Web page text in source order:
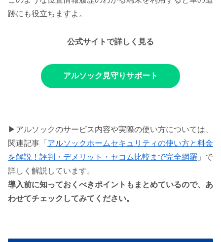
跡にも役立ちますよ。
公式サイトで詳しく見る
アルソック見守りサポート
▶アルソックのサービス内容や実際の使い方については、
関連記事「 アルソックホームセキュリティの使い方と料金
を解説！評判・デメリット・セコム比較まで完全網羅 」で
詳しく解説しています。
導入前に知っておくべきポイントもまとめているので、あ
わせてチェックしてみてください。